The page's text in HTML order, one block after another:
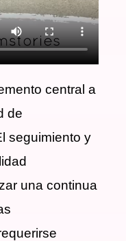
central a
de
seguimiento y
una continua